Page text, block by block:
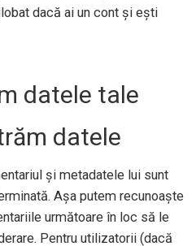
dacă ai un cont și ești
datele tale
datele
și metadatele lui sunt
Așa putem recunoaște
următoare în loc să le
Pentru utilizatorii (dacă